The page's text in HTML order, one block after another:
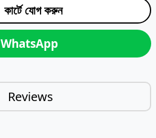
কার্টে যোগ করুন
WhatsApp
Reviews